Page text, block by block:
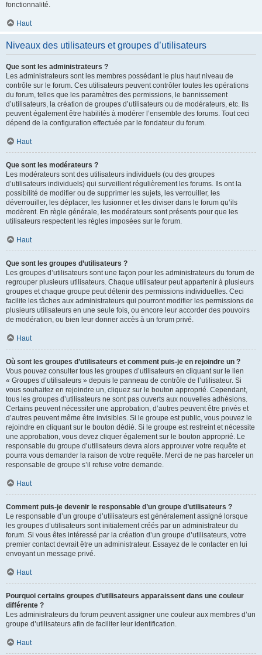
fonctionnalité.
Haut
Niveaux des utilisateurs et groupes d’utilisateurs
Que sont les administrateurs ?
Les administrateurs sont les membres possédant le plus haut niveau de
contrôle sur le forum. Ces utilisateurs peuvent contrôler toutes les opérations
du forum, telles que les paramètres des permissions, le bannissement
d’utilisateurs, la création de groupes d’utilisateurs ou de modérateurs, etc. Ils
peuvent également être habilités à modérer l’ensemble des forums. Tout ceci
dépend de la configuration effectuée par le fondateur du forum.
Haut
Que sont les modérateurs ?
Les modérateurs sont des utilisateurs individuels (ou des groupes
d’utilisateurs individuels) qui surveillent régulièrement les forums. Ils ont la
possibilité de modifier ou de supprimer les sujets, les verrouiller, les
déverrouiller, les déplacer, les fusionner et les diviser dans le forum qu’ils
modèrent. En règle générale, les modérateurs sont présents pour que les
utilisateurs respectent les règles imposées sur le forum.
Haut
Que sont les groupes d’utilisateurs ?
Les groupes d’utilisateurs sont une façon pour les administrateurs du forum de
regrouper plusieurs utilisateurs. Chaque utilisateur peut appartenir à plusieurs
groupes et chaque groupe peut détenir des permissions individuelles. Ceci
facilite les tâches aux administrateurs qui pourront modifier les permissions de
plusieurs utilisateurs en une seule fois, ou encore leur accorder des pouvoirs
de modération, ou bien leur donner accès à un forum privé.
Haut
Où sont les groupes d’utilisateurs et comment puis-je en rejoindre un ?
Vous pouvez consulter tous les groupes d’utilisateurs en cliquant sur le lien
« Groupes d’utilisateurs » depuis le panneau de contrôle de l’utilisateur. Si
vous souhaitez en rejoindre un, cliquez sur le bouton approprié. Cependant,
tous les groupes d’utilisateurs ne sont pas ouverts aux nouvelles adhésions.
Certains peuvent nécessiter une approbation, d’autres peuvent être privés et
d’autres peuvent même être invisibles. Si le groupe est public, vous pouvez le
rejoindre en cliquant sur le bouton dédié. Si le groupe est restreint et nécessite
une approbation, vous devez cliquer également sur le bouton approprié. Le
responsable du groupe d’utilisateurs devra alors approuver votre requête et
pourra vous demander la raison de votre requête. Merci de ne pas harceler un
responsable de groupe s’il refuse votre demande.
Haut
Comment puis-je devenir le responsable d’un groupe d’utilisateurs ?
Le responsable d’un groupe d’utilisateurs est généralement assigné lorsque
les groupes d’utilisateurs sont initialement créés par un administrateur du
forum. Si vous êtes intéressé par la création d’un groupe d’utilisateurs, votre
premier contact devrait être un administrateur. Essayez de le contacter en lui
envoyant un message privé.
Haut
Pourquoi certains groupes d’utilisateurs apparaissent dans une couleur
différente ?
Les administrateurs du forum peuvent assigner une couleur aux membres d’un
groupe d’utilisateurs afin de faciliter leur identification.
Haut